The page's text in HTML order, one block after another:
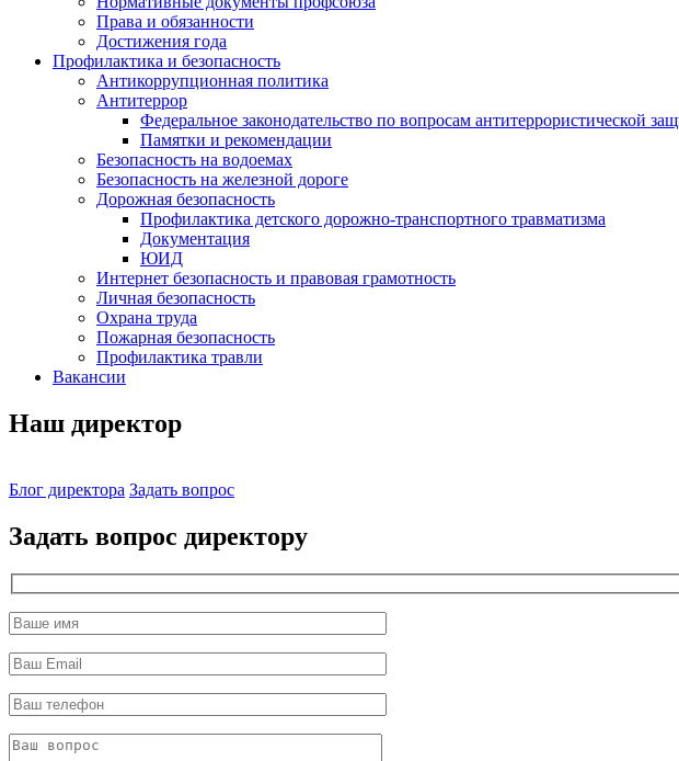
Права и обязанности
Достижения года
Профилактика и безопасность
Антикоррупционная политика
Антитеррор
Федеральное законодательство по вопросам антитеррористической
Памятки и рекомендации
Безопасность на водоемах
Безопасность на железной дороге
Дорожная безопасность
Профилактика детского дорожно-транспортного травматизма
Документация
ЮИД
Интернет безопасность и правовая грамотность
Личная безопасность
Охрана труда
Пожарная безопасность
Профилактика травли
Вакансии
Наш директор
Блог директора Задать вопрос
Задать вопрос директору